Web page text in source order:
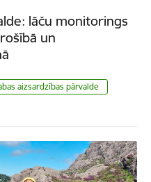
lāču monitorings
un
aizsardzības pārvalde